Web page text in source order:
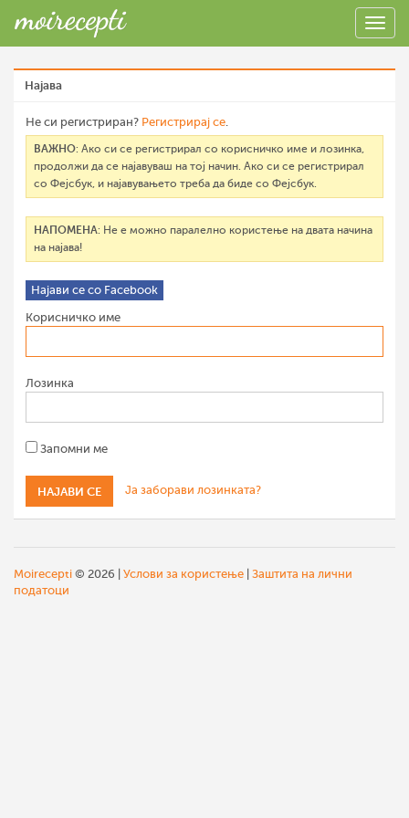
Најава
Не си регистриран? Регистрирај се.
ВАЖНО: Ако си се регистрирал со корисничко име и лозинка,
продолжи да се најавуваш на тој начин. Ако си се регистрирал
со Фејсбук, и најавувањето треба да биде со Фејсбук.
НАПОМЕНА: Не е можно паралелно користење на двата начина
на најава!
Најави се со Facebook
Корисничко име
Лозинка
Запомни ме
Ја заборави лозинката?
Moirecepti © 2026 | Услови за користење Заштита на лични
податоци